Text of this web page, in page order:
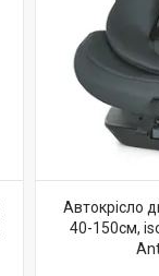
Автокрісло
40-150см,